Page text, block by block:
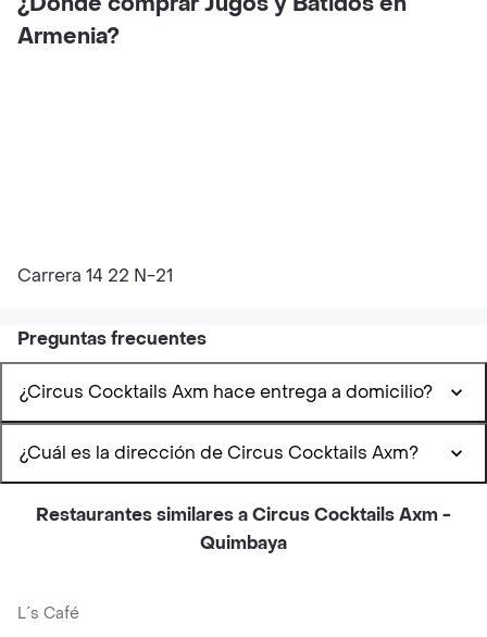
Armenia?
Carrera 14 22 N-21
Preguntas frecuentes
¿Circus Cocktails Axm hace entrega a domicilio?
¿Cuál es la dirección de Circus Cocktails Axm?
Restaurantes similares a Circus Cocktails Axm -
Quimbaya
L´s Café